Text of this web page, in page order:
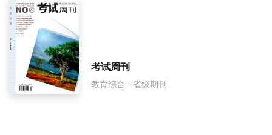
考试周刊
教育综合 - 省级期刊